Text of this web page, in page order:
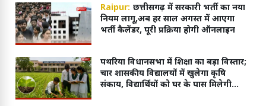
Raipur: छत्तीसगढ़ में सरकारी भर्ती का नया
नियम लागू,अब हर साल अगस्त में आएगा
भर्ती कैलेंडर, पूरी प्रक्रिया होगी ऑनलाइन
पथरिया विधानसभा में शिक्षा का बड़ा विस्तार;
चार शासकीय विद्यालयों में खुलेगा कृषि
संकाय, विद्यार्थियों को घर के पास मिलेगी